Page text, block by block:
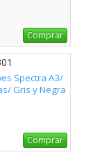
Comprar
Spectra A3/
Gris y Negra
Comprar